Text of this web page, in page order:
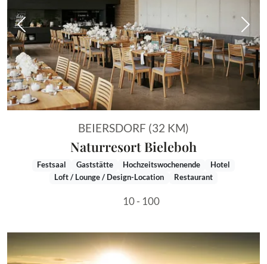
Vorheriges Bild
BEIERSDORF (32 KM)
Naturresort Bieleboh
Festsaal Gaststätte Hochzeitswochenende
Hotel
Loft / Lounge / Design-Location
Restaurant
10 - 100